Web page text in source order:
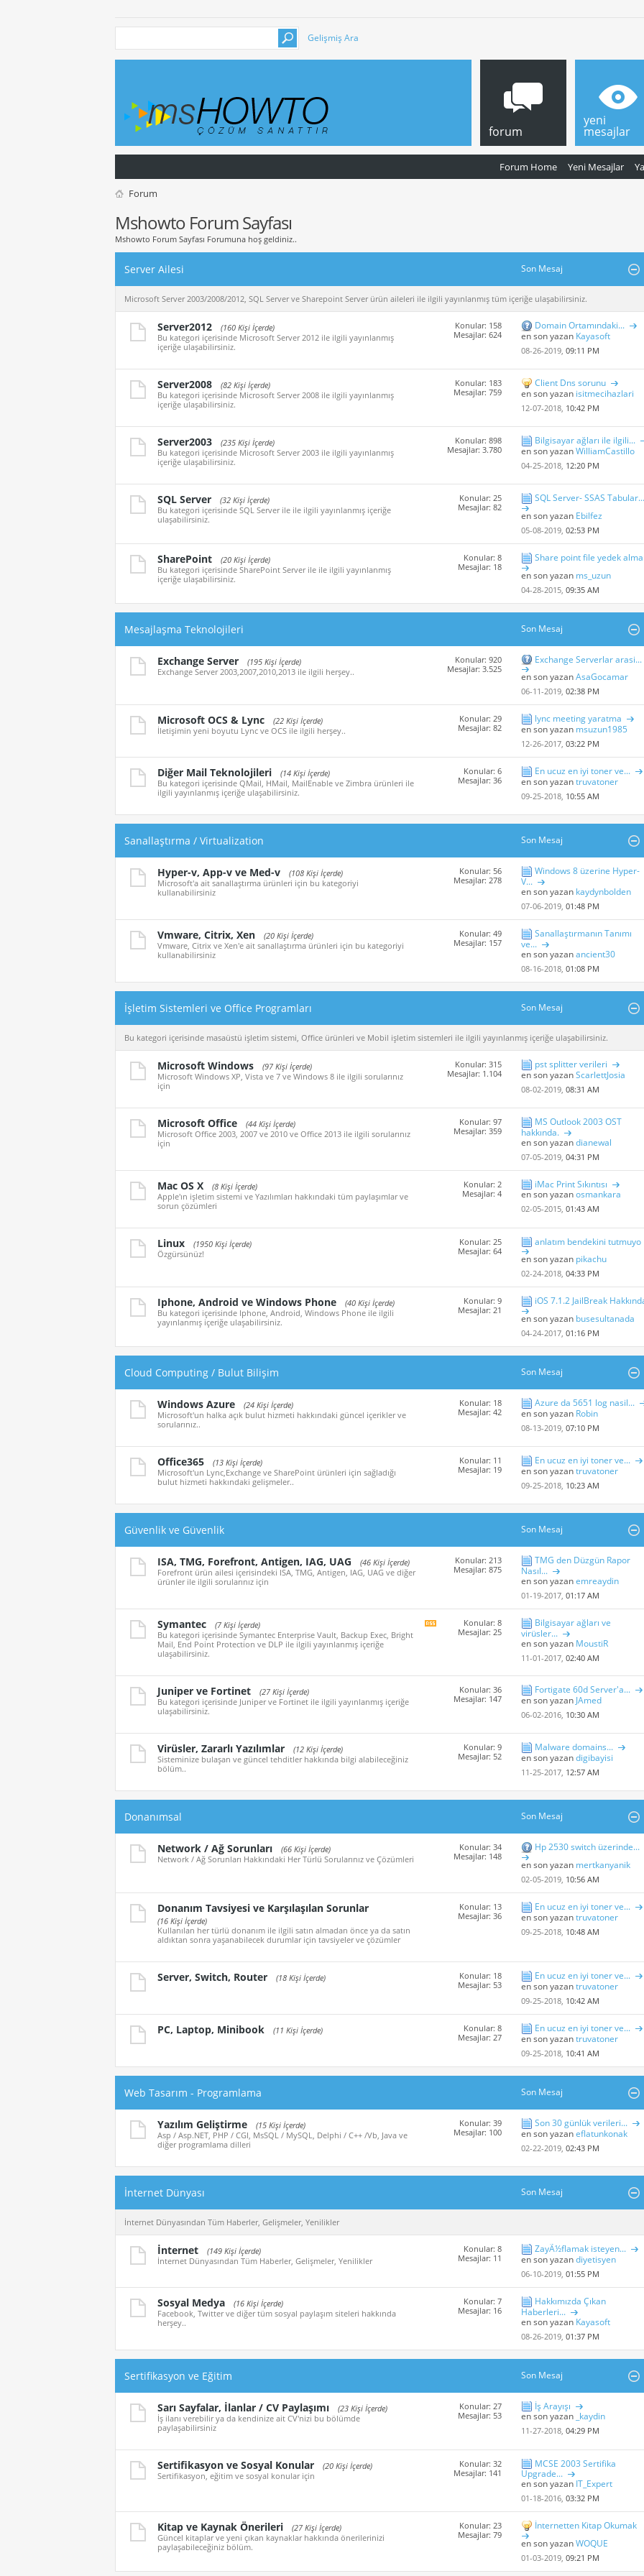
Gelişmiş Ara
forum
Forum Home Yeni Mesajlar
yeni
mesajlar
Forum
Mshowto Forum Sayfası
Mshowto Forum Sayfası Forumuna hoş geldiniz..
Server Ailesi Son Mesaj
Microsoft Server 2003/2008/2012, SQL Server ve Sharepoint Server ürün aileleri ile ilgili yayınlanmış tüm içeriğe ulaşabilirsiniz.
Server2012
(160 Kişi İçerde)
Bu kategori içerisinde Microsoft Server 2012 ile ilgili yayınlanmış
içeriğe ulaşabilirsiniz.
Konular: 158
Mesajlar: 624
Domain Ortamındaki...
en son yazan Kayasoft
08-26-2019, 09:11 PM
Server2008
(82 Kişi İçerde)
Bu kategori içerisinde Microsoft Server 2008 ile ilgili yayınlanmış
içeriğe ulaşabilirsiniz.
Konular: 183
Mesajlar: 759
Client Dns sorunu
en son yazan isitmecihazlari
12-07-2018, 10:42 PM
Server2003
(235 Kişi İçerde)
Bu kategori içerisinde Microsoft Server 2003 ile ilgili yayınlanmış
içeriğe ulaşabilirsiniz.
Konular: 898
Mesajlar: 3.780
Bilgisayar ağları ile ilgili...
en son yazanWilliamCastillo
04-25-2018, 12:20 PM
SQL Server
(32 Kişi İçerde)
Bu kategori içerisinde SQL Server ile ile ilgili yayınlanmış içeriğe
ulaşabilirsiniz.
Konular: 25
Mesajlar: 82
SQL Server- SSAS Tabular...
en son yazan Ebilfez
05-08-2019, 02:53 PM
SharePoint
(20 Kişi İçerde)
Bu kategori içerisinde SharePoint Server ile ile ilgili yayınlanmış
içeriğe ulaşabilirsiniz.
Konular: 8
Mesajlar: 18
Share point file yedek alma
en son yazan ms_uzun
04-28-2015, 09:35 AM
Mesajlaşma Teknolojileri Son Mesaj
Exchange Server
(195 Kişi İçerde)
Exchange Server 2003,2007,2010,2013 ile ilgili herşey..
Konular: 920
Mesajlar: 3.525
Exchange Serverlar arasi...
en son yazanAsaGocamar
06-11-2019, 02:38 PM
Microsoft OCS & Lync
(22 Kişi İçerde)
İletişimin yeni boyutu Lync ve OCS ile ilgili herşey..
Konular: 29
Mesajlar: 82
lync meeting yaratma
en son yazan msuzun1985
12-26-2017, 03:22 PM
Diğer Mail Teknolojileri
(14 Kişi İçerde)
Bu kategori içerisinde QMail, HMail, MailEnable ve Zimbra ürünleri ile
ilgili yayınlanmış içeriğe ulaşabilirsiniz.
Konular: 6
Mesajlar: 36
En ucuz en iyi toner ve...
en son yazantruvatoner
09-25-2018, 10:55 AM
Sanallaştırma / Virtualization Son Mesaj
Hyper-v, App-v ve Med-v
(108 Kişi İçerde)
Microsoft'a ait sanallaştırma ürünleri için bu kategoriyi
kullanabilirsiniz
Konular: 56
Mesajlar: 278
Windows 8 üzerine Hyper-
V...
en son yazan kaydynbolden
07-06-2019, 01:48 PM
Vmware, Citrix, Xen
(20 Kişi İçerde)
Vmware, Citrix ve Xen'e ait sanallaştırma ürünleri için bu kategoriyi
kullanabilirsiniz
Konular: 49
Mesajlar: 157
Sanallaştırmanın Tanımı
ve...
en son yazanancient30
08-16-2018, 01:08 PM
İşletim Sistemleri ve Office Programları Son Mesaj
Bu kategori içerisinde masaüstü işletim sistemi, Office ürünleri ve Mobil işletim sistemleri ile ilgili yayınlanmış içeriğe ulaşabilirsiniz.
Microsoft Windows
(97 Kişi İçerde)
Microsoft Windows XP, Vista ve 7 ve Windows 8 ile ilgili sorularınız
için
Konular: 315
Mesajlar: 1.104
pst splitter verileri
en son yazanScarlettJosia
08-02-2019, 08:31 AM
Microsoft Office
(44 Kişi İçerde)
Microsoft Office 2003, 2007 ve 2010 ve Office 2013 ile ilgili sorularınız
için
Konular: 97
Mesajlar: 359
MS Outlook 2003 OST
hakkında.
en son yazandianewal
07-05-2019, 04:31 PM
Mac OS X
(8 Kişi İçerde)
Apple'ın işletim sistemi ve Yazılımları hakkındaki tüm paylaşımlar ve
sorun çözümleri
Konular: 2
Mesajlar: 4
iMac Print Sıkıntısı
en son yazanosmankara
02-05-2015, 01:43 AM
Linux
(1950 Kişi İçerde)
Özgürsünüz!
Konular: 25
Mesajlar: 64
anlatım bendekini tutmuyo
en son yazan pikachu
02-24-2018, 04:33 PM
Iphone, Android ve Windows Phone
(40 Kişi İçerde)
Bu kategori içerisinde Iphone, Android, Windows Phone ile ilgili
yayınlanmış içeriğe ulaşabilirsiniz.
Konular: 9
Mesajlar: 21
iOS 7.1.2 JailBreak
en son yazan busesultanada
04-24-2017, 01:16 PM
Cloud Computing / Bulut Bilişim Son Mesaj
Windows Azure
(24 Kişi İçerde)
Microsoft'un halka açık bulut hizmeti hakkındaki güncel içerikler ve
sorularınız..
Konular: 18
Mesajlar: 42
Azure da 5651 log nasil...
en son yazan Robin
08-13-2019, 07:10 PM
Office365
(13 Kişi İçerde)
Microsoft'un Lync,Exchange ve SharePoint ürünleri için sağladığı
bulut hizmeti hakkındaki gelişmeler..
Konular: 11
Mesajlar: 19
En ucuz en iyi toner ve...
en son yazantruvatoner
09-25-2018, 10:23 AM
Güvenlik ve Güvenlik Son Mesaj
ISA, TMG, Forefront, Antigen, IAG, UAG
(46 Kişi İçerde)
Forefront ürün ailesi içerisindeki ISA, TMG, Antigen, IAG, UAG ve diğer
ürünler ile ilgili sorularınız için
Konular: 213
Mesajlar: 875
TMG den Düzgün Rapor
Nasıl...
en son yazanemreaydin
01-19-2017, 01:17 AM
Symantec
(7 Kişi İçerde)
Bu kategori içerisinde Symantec Enterprise Vault, Backup Exec, Bright
Mail, End Point Protection ve DLP ile ilgili yayınlanmış içeriğe
ulaşabilirsiniz.
Forum'un
Konular: 8
Mesajlar: 25
Bilgisayar ağları ve
virüsler...
en son yazan MoustiR
11-01-2017, 02:40 AM
Juniper ve Fortinet
(27 Kişi İçerde)
Bu kategori içerisinde Juniper ve Fortinet ile ilgili yayınlanmış içeriğe
ulaşabilirsiniz.
Konular: 36
Mesajlar: 147
Fortigate 60d Server'a...
en son yazan JAmed
06-02-2016, 10:30 AM
Virüsler, Zararlı Yazılımlar
(12 Kişi İçerde)
Sisteminize bulaşan ve güncel tehditler hakkında bilgi alabileceğiniz
bölüm..
Konular: 9
Mesajlar: 52
Malware domains...
en son yazandigibayisi
11-25-2017, 12:57 AM
Donanımsal Son Mesaj
Network / Ağ Sorunları
(66 Kişi İçerde)
Network / Ağ Sorunları Hakkındaki Her Türlü Sorularınız ve Çözümleri
Konular: 34
Mesajlar: 148
Hp 2530 switch üzerinde...
en son yazan mertkanyanik
02-05-2019, 10:56 AM
Donanım Tavsiyesi ve Karşılaşılan Sorunlar
(16 Kişi İçerde)
Kullanılan her türlü donanım ile ilgili satın almadan önce ya da satın
aldıktan sonra yaşanabilecek durumlar için tavsiyeler ve çözümler
Konular: 13
Mesajlar: 36
En ucuz en iyi toner ve...
en son yazantruvatoner
09-25-2018, 10:48 AM
Server, Switch, Router (18 Kişi İçerde)
Konular: 18
Mesajlar: 53
En ucuz en iyi toner ve...
en son yazantruvatoner
09-25-2018, 10:42 AM
PC, Laptop, Minibook (11 Kişi İçerde)
Konular: 8
Mesajlar: 27
En ucuz en iyi toner ve...
en son yazantruvatoner
09-25-2018, 10:41 AM
Web Tasarım - Programlama Son Mesaj
Yazılım Geliştirme
(15 Kişi İçerde)
Asp / Asp.NET, PHP / CGI, MsSQL / MySQL, Delphi / C++ /Vb, Java ve
diğer programlama dilleri
Konular: 39
Mesajlar: 100
Son 30 günlük verileri...
en son yazaneflatunkonak
02-22-2019, 02:43 PM
İnternet Dünyası Son Mesaj
İnternet Dünyasından Tüm Haberler, Gelişmeler, Yenilikler
İnternet
(149 Kişi İçerde)
İnternet Dünyasından Tüm Haberler, Gelişmeler, Yenilikler
Konular: 8
Mesajlar: 11
ZayÃ½flamak isteyen...
en son yazandiyetisyen
06-10-2019, 01:55 PM
Sosyal Medya
(16 Kişi İçerde)
Facebook, Twitter ve diğer tüm sosyal paylaşım siteleri hakkında
herşey..
Konular: 7
Mesajlar: 16
Hakkımızda Çıkan
Haberleri...
en son yazan Kayasoft
08-26-2019, 01:37 PM
Sertifikasyon ve Eğitim Son Mesaj
Sarı Sayfalar, İlanlar / CV Paylaşımı
(23 Kişi İçerde)
İş ilanı verebilir ya da kendinize ait CV'nizi bu bölümde
paylaşabilirsiniz
Konular: 27
Mesajlar: 53
İş Arayışı
en son yazan _kaydin
11-27-2018, 04:29 PM
Sertifikasyon ve Sosyal Konular
(20 Kişi İçerde)
Sertifikasyon, eğitim ve sosyal konular için
Konular: 32
Mesajlar: 141
MCSE 2003 Sertifika
Upgrade...
en son yazan IT_Expert
01-18-2016, 03:32 PM
Kitap ve Kaynak Önerileri
(27 Kişi İçerde)
Güncel kitaplar ve yeni çıkan kaynaklar hakkında önerilerinizi
paylaşabileceğiniz bölüm.
Konular: 23
Mesajlar: 79
İnternetten Kitap Okumak
en son yazanWOQUE
01-03-2019, 09:21 PM